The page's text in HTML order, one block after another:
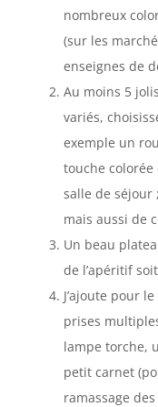
nombreux
(sur les
enseignes de
Au moins 5
variés,
exemple un
touche
salle de
mais aussi de
Un beau
de l’apéritif
J’ajoute pour
prises
lampe torche,
petit carnet
ramassage